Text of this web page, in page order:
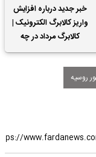
خبر جدید درباره افزایش
واریز کالابرگ الکترونیک |
کالابرگ مرداد در چه
تاریخی واریز خواهد شد؟
روسیه